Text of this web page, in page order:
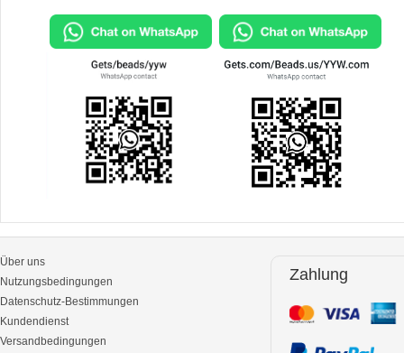
Über uns
Nutzungsbedingungen
Datenschutz-Bestimmungen
Kundendienst
Versandbedingungen
Zahlung